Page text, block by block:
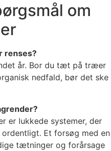
om
renses?
år. Bor du tæt på træer
nedfald, bør det ske
er lukkede systemer, der
Et forsøg med en
tætninger og forårsage